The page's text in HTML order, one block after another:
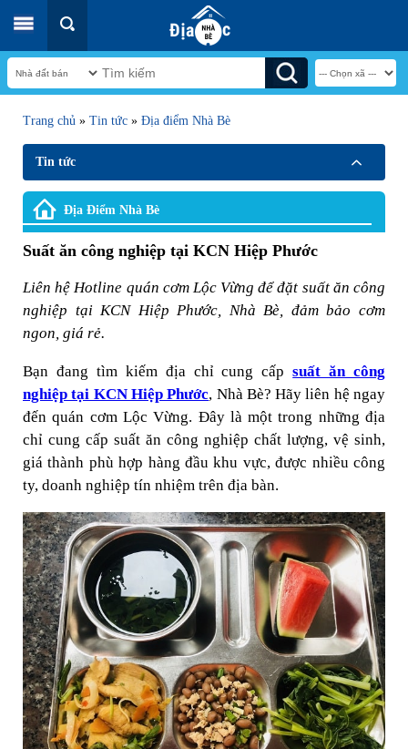
Trang chủ » Tin tức » Địa điểm Nhà Bè
Tin tức
Địa Điểm Nhà Bè
Suất ăn công nghiệp tại KCN Hiệp Phước
Liên hệ Hotline quán cơm Lộc Vừng để đặt suất ăn công
nghiệp tại KCN Hiệp Phước, Nhà Bè, đảm bảo cơm
ngon, giá rẻ.
Bạn đang tìm kiếm địa chỉ cung cấpsuất ăn công
nghiệp tại KCN Hiệp Phước, Nhà Bè? Hãy liên hệ ngay
đến quán cơm Lộc Vừng. Đây là một trong những địa
chỉ cung cấp suất ăn công nghiệp chất lượng, vệ sinh,
giá thành phù hợp hàng đầu khu vực, được nhiều công
ty, doanh nghiệp tín nhiệm trên địa bàn.